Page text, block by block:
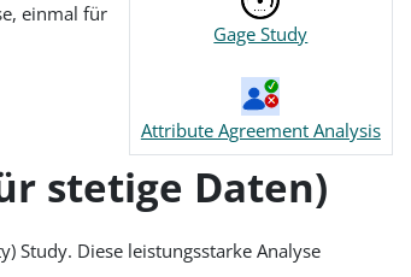
Gage Study
Attribute Agreement Analysis
einmal für
stetige Daten)
Study. Diese leistungsstarke Analyse